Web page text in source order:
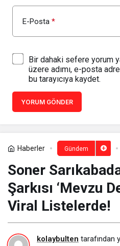
E-Posta *
Bir dahaki sefere yorum
üzere adımı, e-posta
bu tarayıcıya kaydet.
YORUM GÖNDER
Haberler Gündem
Soner
Şarkısı ‘Mevzu
Viral Listelerde!
kolaybulten tarafından